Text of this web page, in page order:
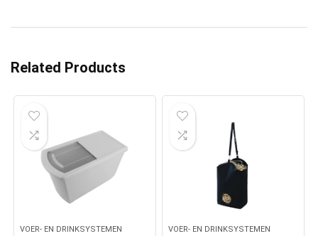
Related Products
VOER- EN DRINKSYSTEMEN VOER- EN DRINKSYSTEMEN